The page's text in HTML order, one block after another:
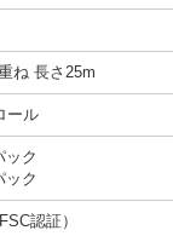
ね 長さ25m
ール
ック
ック
認証）